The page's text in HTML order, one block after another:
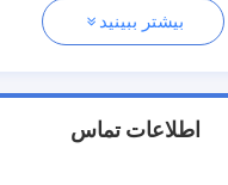
بیشتر ببینید
اطلاعات تماس